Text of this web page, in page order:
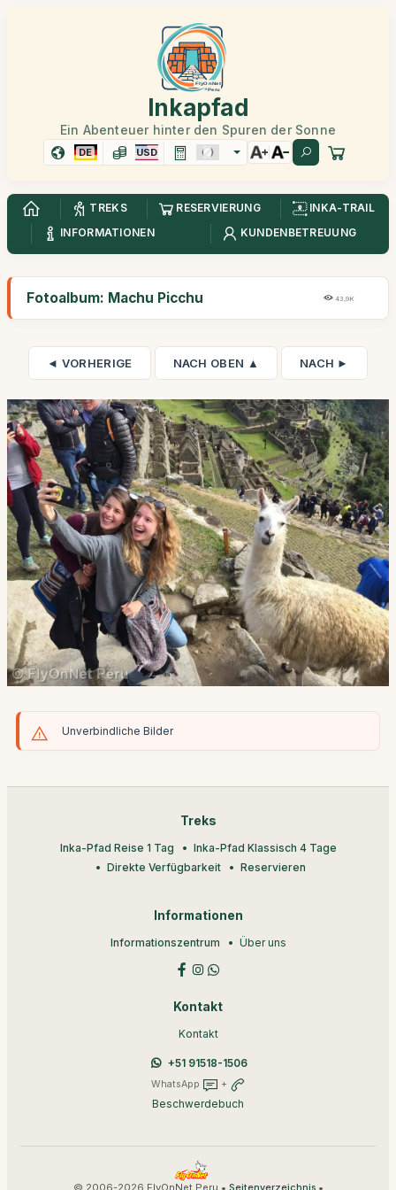
Inkapfad
Ein Abenteuer hinter den Spuren der Sonne
DE USD
TREKS RESERVIERUNG
INKA-TRAIL
INFORMATIONEN
KUNDENBETREUUNG
Fotoalbum: Machu Picchu 43,9K
◄ VORHERIGE NACH OBEN ▲ NACH ►
Unverbindliche Bilder
Treks
Inka-Pfad Reise 1 Tag
Inka-Pfad Klassisch 4 Tage
Direkte Verfügbarkeit
Reservieren
Informationen
Informationszentrum Über uns
Kontakt
Kontakt
+51 91518-1506
WhatsApp +
Beschwerdebuch
© 2006-2026 FlyOnNet Peru • •